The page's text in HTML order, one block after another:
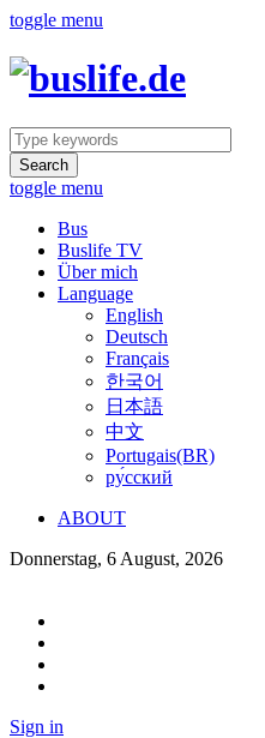
toggle menu
Search
toggle menu
Bus
Buslife TV
Über mich
Language
English
Deutsch
Français
한국어
日本語
中文
Portugais(BR)
ру́сский
ABOUT
Donnerstag, 6 August, 2026
Sign in